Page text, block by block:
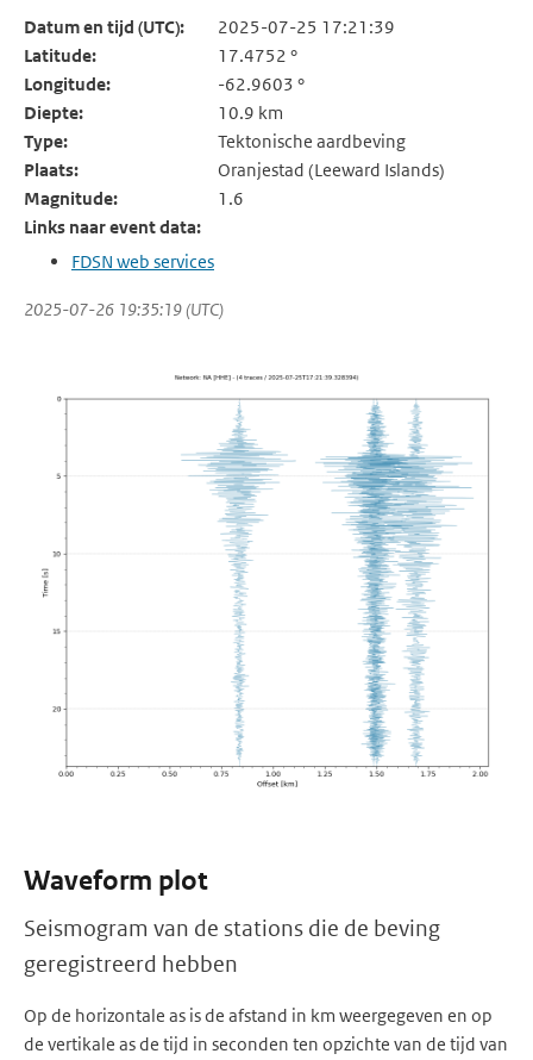
Datum en tijd (UTC):
2025-07-25 17:21:39
Latitude:
17.4752 °
Longitude:
-62.9603 °
Diepte:
10.9 km
Type:
Tektonische aardbeving
Plaats:
Oranjestad (Leeward Islands)
Magnitude:
1.6
Links naar event data:
FDSN web services
2025-07-26 19:35:19 (UTC)
Waveform plot
Seismogram van de stations die de beving
geregistreerd hebben
Op de horizontale as is de afstand in km weergegeven en op
de vertikale as de tijd in seconden ten opzichte van de tijd van